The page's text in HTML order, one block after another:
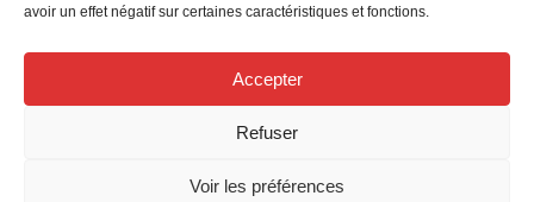
avoir un effet négatif sur certaines caractéristiques et fonctions.
Accepter
Refuser
Voir les préférences
© 2026 SNP FO des Caisses d'Épargne. Film publicitaire